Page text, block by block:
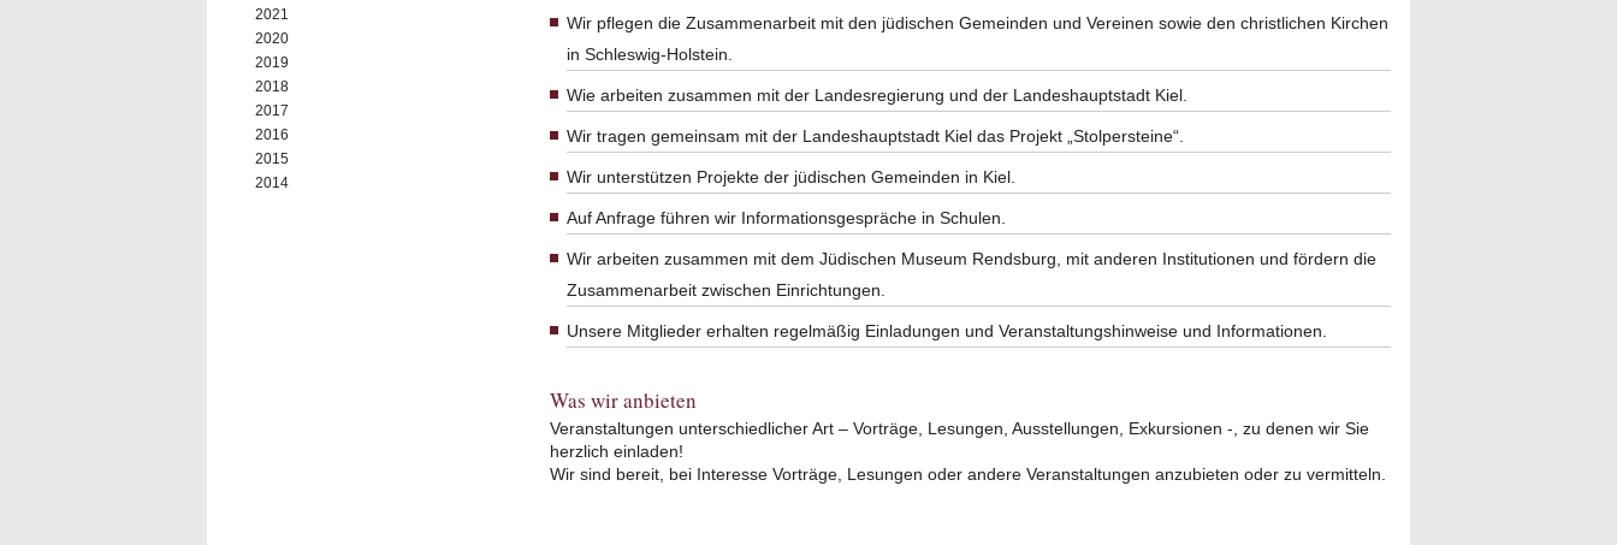
2021
2020
2019
2018
2017
2016
2015
2014
Wir pflegen die Zusammenarbeit mit den jüdischen Gemeinden und Vereinen sowie den christlichen Kirchen
in Schleswig-Holstein.
Wie arbeiten zusammen mit der Landesregierung und der Landeshauptstadt Kiel.
Wir tragen gemeinsam mit der Landeshauptstadt Kiel das Projekt „Stolpersteine“.
Wir unterstützen Projekte der jüdischen Gemeinden in Kiel.
Auf Anfrage führen wir Informationsgespräche in Schulen.
Wir arbeiten zusammen mit dem Jüdischen Museum Rendsburg, mit anderen Institutionen und fördern die
Zusammenarbeit zwischen Einrichtungen.
Unsere Mitglieder erhalten regelmäßig Einladungen und Veranstaltungshinweise und Informationen.
Was wir anbieten
Veranstaltungen unterschiedlicher Art – Vorträge, Lesungen, Ausstellungen, Exkursionen -, zu denen wir Sie
herzlich einladen!
Wir sind bereit, bei Interesse Vorträge, Lesungen oder andere Veranstaltungen anzubieten oder zu vermitteln.